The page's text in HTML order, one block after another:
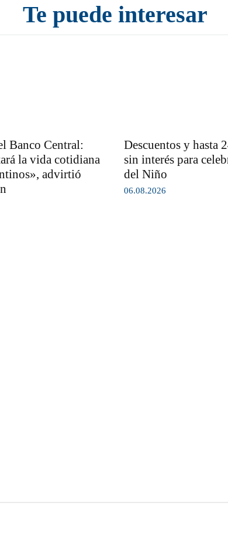
Te puede interesar
Banco Central:
la vida cotidiana
advirtió
Descuentos y hasta
sin interés para
del Niño
06.08.2026